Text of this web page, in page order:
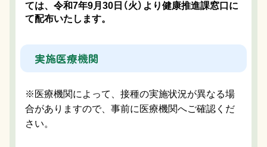
ては、令和7年9月30日（火）より健康推進課窓口に
て配布いたします。
実施医療機関
※医療機関によって、接種の実施状況が異なる場
合がありますので、事前に医療機関へご確認くだ
さい。